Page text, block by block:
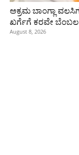
ಅಕ್ರಮ ಬಾಂಗ್ಲಾ
ಖರ್ಗೆಗೆ ಕರವೇ ಬೆಂಬಲ
August 8, 2026